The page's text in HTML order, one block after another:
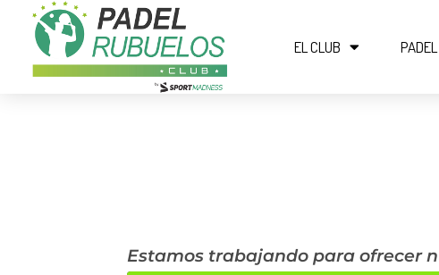
EL CLUB
Estamos trabajando para ofrecer